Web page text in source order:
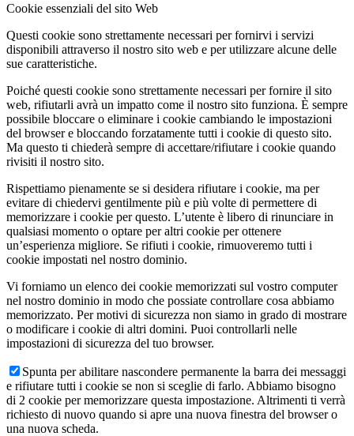
Cookie essenziali del sito Web
Questi cookie sono strettamente necessari per fornirvi i servizi
disponibili attraverso il nostro sito web e per utilizzare alcune delle
sue caratteristiche.
Poiché questi cookie sono strettamente necessari per fornire il sito
web, rifiutarli avrà un impatto come il nostro sito funziona. È sempre
possibile bloccare o eliminare i cookie cambiando le impostazioni
del browser e bloccando forzatamente tutti i cookie di questo sito.
Ma questo ti chiederà sempre di accettare/rifiutare i cookie quando
rivisiti il nostro sito.
Rispettiamo pienamente se si desidera rifiutare i cookie, ma per
evitare di chiedervi gentilmente più e più volte di permettere di
memorizzare i cookie per questo. L’utente è libero di rinunciare in
qualsiasi momento o optare per altri cookie per ottenere
un’esperienza migliore. Se rifiuti i cookie, rimuoveremo tutti i
cookie impostati nel nostro dominio.
Vi forniamo un elenco dei cookie memorizzati sul vostro computer
nel nostro dominio in modo che possiate controllare cosa abbiamo
memorizzato. Per motivi di sicurezza non siamo in grado di mostrare
o modificare i cookie di altri domini. Puoi controllarli nelle
impostazioni di sicurezza del tuo browser.
Spunta per abilitare nascondere permanente la barra dei messaggi
e rifiutare tutti i cookie se non si sceglie di farlo. Abbiamo bisogno
di 2 cookie per memorizzare questa impostazione. Altrimenti ti verrà
richiesto di nuovo quando si apre una nuova finestra del browser o
una nuova scheda.